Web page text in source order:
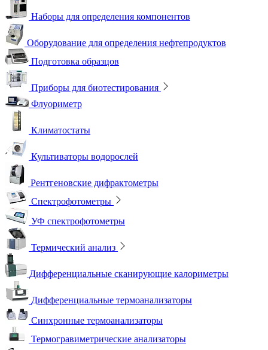
Наборы для определения компонентов
Оборудование для определения нефтепродуктов
Подготовка образцов
Приборы для биотестирования
Флуориметр
Климатостаты
Культиваторы водорослей
Рентгеновские дифрактометры
Спектрофотометры
УФ спектрофотометры
Термический анализ
Дифференциальные сканирующие калориметры
Дифференциальные термоанализаторы
Синхронные термоанализаторы
Термогравиметрические анализаторы